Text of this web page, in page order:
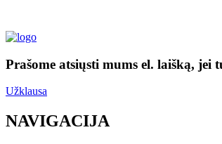
Prašome atsiųsti mums el. laišką, jei
Užklausa
NAVIGACIJA